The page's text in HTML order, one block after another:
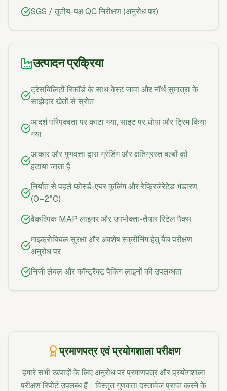
SGS / तृतीय-पक्ष QC निरीक्षण (अनुरोध पर)
उत्पादन प्रक्रिया
ट्रेसबिलिटी रिकॉर्ड के साथ वेस्ट जावा और नॉर्थ सुमात्रा के
साझेदार खेतों से स्रोत
आदर्श परिपक्वता पर काटा गया, साइट पर धोया और ट्रिम किया
गया
आकार और गुणवत्ता द्वारा ग्रेडिंग और क्षतिग्रस्त बल्बों को
हटाया जाता है
निर्यात से पहले फोर्स्ड-एयर कूलिंग और रेफ्रिजेरेटेड भंडारण
(0–2°C)
वैकल्पिक MAP लाइनर और उपभोक्ता-तैयार रिटेल पैक्स
माइक्रोबियल सुरक्षा और अवशेष स्क्रीनिंग हेतु बैच परीक्षण
अनुरोध पर
निजी लेबल और कॉन्ट्रैक्ट पैकिंग लाइनों की उपलब्धता
प्रमाणपत्र एवं प्रयोगशाला परीक्षण
हमारे सभी उत्पादों के लिए अनुरोध पर प्रमाणपत्र और प्रयोगशाला
परीक्षण रिपोर्ट उपलब्ध हैं। विस्तृत गुणवत्ता दस्तावेज प्राप्त करने के